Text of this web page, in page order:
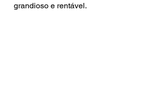
grandioso e rentável.